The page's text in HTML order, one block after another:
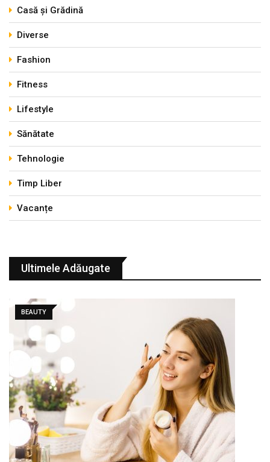
Casă și Grădină
Diverse
Fashion
Fitness
Lifestyle
Sănătate
Tehnologie
Timp Liber
Vacanțe
Ultimele Adăugate
BEAUTY